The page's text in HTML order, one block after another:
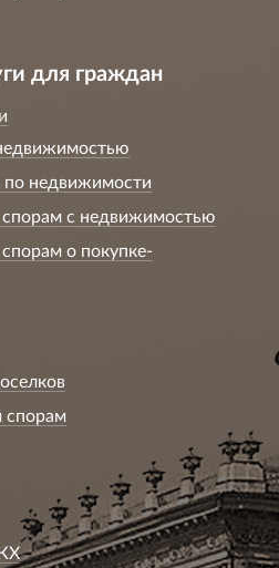
для граждан
по недвижимости
с недвижимостью
о покупке-